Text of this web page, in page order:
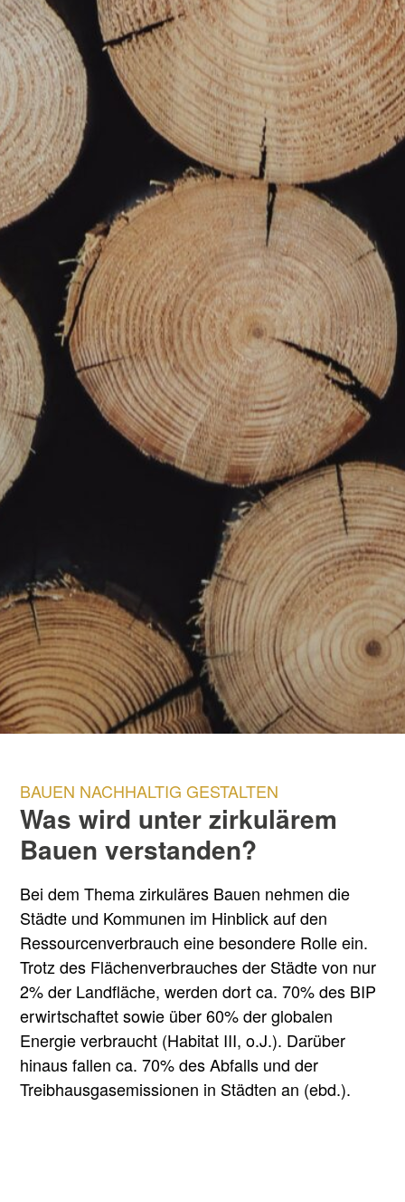
BAUEN NACHHALTIG GESTALTEN
Was wird unter zirkulärem
Bauen verstanden?
Bei dem Thema zirkuläres Bauen nehmen die
Städte und Kommunen im Hinblick auf den
Ressourcenverbrauch eine besondere Rolle ein.
Trotz des Flächenverbrauches der Städte von nur
2% der Landfläche, werden dort ca. 70% des BIP
erwirtschaftet sowie über 60% der globalen
Energie verbraucht (Habitat III, o.J.). Darüber
hinaus fallen ca. 70% des Abfalls und der
Treibhausgasemissionen in Städten an (ebd.).